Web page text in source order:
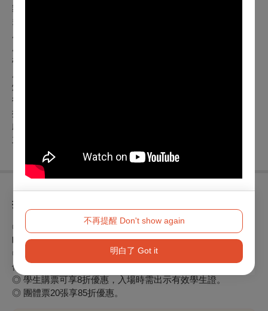
不再提醒 Don't show again
明白了 Got it
舞臺監督｜璟雙藝創工作室 鄭郁潔
多媒體影像設計｜楊至喬 (大木)
梳妝｜伍怡君
燈光音響｜阿樂福燈光音響
行政執行
攝影｜黃嘉明影像工作室
劇照拍攝｜賴慧君
主視覺設計｜林思萱
折扣方案
◎ 身心障礙人士及陪同者（限1名）購票5折優惠，二人需同
時入場並出示有效證件。
◎ 65歲以上年長者購票可享5折優惠，入場時需出示有效證
件。
◎ 學生購票可享8折優惠，入場時需出示有效學生證。
◎ 團體票20張享85折優惠。